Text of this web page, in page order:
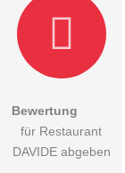
Hiermit
Die
Bewertung
für Restaurant
DAVIDE abgeben